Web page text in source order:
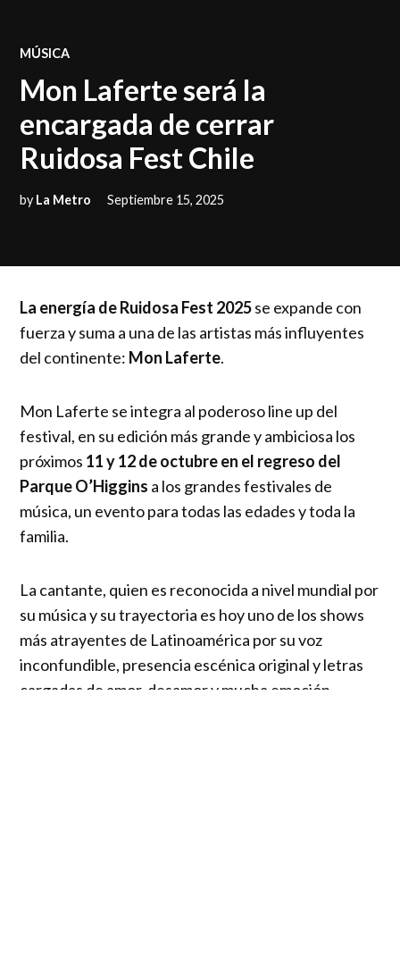
POSTED
MÚSICA
Mon Laferte será la
encargada de cerrar
Ruidosa Fest Chile
by La Metro Septiembre 15, 2025
La energía de Ruidosa Fest 2025se expande con
fuerza y suma a una de las artistas más influyentes
del continente: Mon Laferte.
Mon Laferte se integra al poderoso line up del
festival, en su edición más grande y ambiciosa los
próximos 11 y 12 de octubre en el regreso del
Parque O’Higgins a los grandes festivales de
música, un evento para todas las edades y toda la
familia.
La cantante, quien es reconocida a nivel mundial por
su música y su trayectoria es hoy uno de los shows
más atrayentes de Latinoamérica por su voz
inconfundible, presencia escénica original y letras
cargadas de amor, desamor y mucha emoción.